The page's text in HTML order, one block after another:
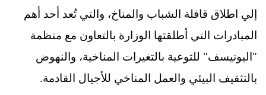
إلي اطلاق قافلة الشباب والمناخ، والتي تُعد أحد أهم
المبادرات التي أطلقتها الوزارة بالتعاون مع منظمة
"اليونيسف" للتوعية بالتغيرات المناخية، والنهوض
بالتثقيف البيئي والعمل المناخي للأجيال القادمة.